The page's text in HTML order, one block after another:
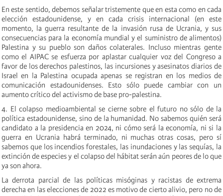
En este sentido, debemos señalar tristemente que en esta como en cada
elección estadounidense, y en cada crisis internacional (en este
momento, la guerra resultante de la invasión rusa de Ucrania, y sus
consecuencias para la economía mundial y el suministro de alimentos)
Palestina y su pueblo son daños colaterales. Incluso mientras gente
como el AIPAC se esfuerza por aplastar cualquier voz del Congreso a
favor de los derechos palestinos, las incursiones y asesinatos diarios de
Israel en la Palestina ocupada apenas se registran en los medios de
comunicación estadounidenses. Esto sólo puede cambiar con un
aumento crítico del activismo de base pro-palestina.
4. El colapso medioambiental se cierne sobre el futuro no sólo de la
política estadounidense, sino de la humanidad. No sabemos quién será
candidato a la presidencia en 2024, ni cómo será la economía, ni si la
guerra en Ucrania habrá terminado, ni muchas otras cosas, pero sí
sabemos que los incendios forestales, las inundaciones y las sequías, la
extinción de especies y el colapso del hábitat serán aún peores de lo que
ya son ahora.
La derrota parcial de las políticas misóginas y racistas de extrema
derecha en las elecciones de 2022 es motivo de cierto alivio, pero no de